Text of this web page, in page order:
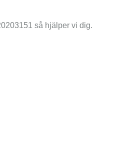
så hjälper vi dig.